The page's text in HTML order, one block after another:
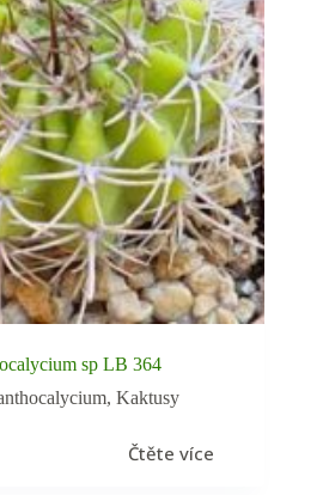
sp LB 364
,Kaktusy
Čtěte více